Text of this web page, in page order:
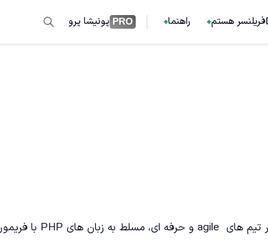
فریلنسر هستم راهنما PRO پونیشا پرو